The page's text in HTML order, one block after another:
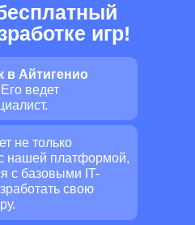
игр!
не только
нашей платформой,
с базовыми IT-
свою
в Айтигенио
Его ведет